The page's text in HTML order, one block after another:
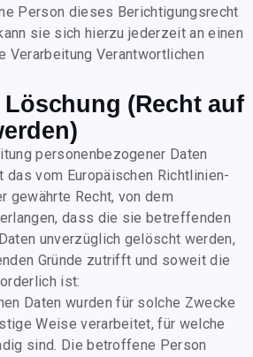
Person dieses Berichtigungsrecht
sie sich hierzu jederzeit an einen
Verarbeitung Verantwortlichen
(Recht auf
personenbezogener Daten
vom Europäischen Richtlinien-
gewährte Recht, von dem
dass die sie betreffenden
unverzüglich gelöscht werden,
Gründe zutrifft und soweit die
ist:
Daten wurden für solche Zwecke
Weise verarbeitet, für welche
sind. Die betroffene Person